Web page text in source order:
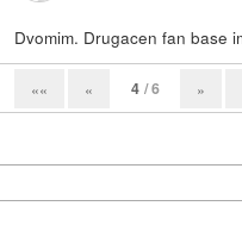
Dvomim. Drugacen fan base
«« « 4 / 6 »